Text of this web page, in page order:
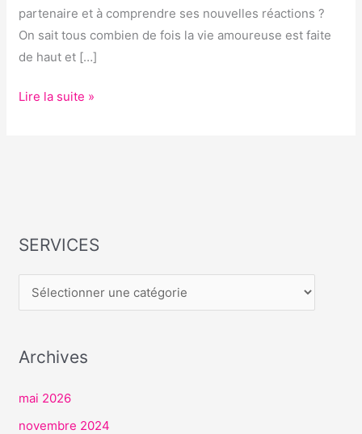
partenaire et à comprendre ses nouvelles réactions ?
On sait tous combien de fois la vie amoureuse est faite
de haut et […]
Lire la suite »
SERVICES
S
V
C
Archives
mai 2026
novembre 2024